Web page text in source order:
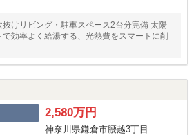
けリビング・駐車スペース2台分完備 太陽
効率よく給湯する、光熱費をスマートに削
2,580万円
神奈川県鎌倉市腰越3丁目